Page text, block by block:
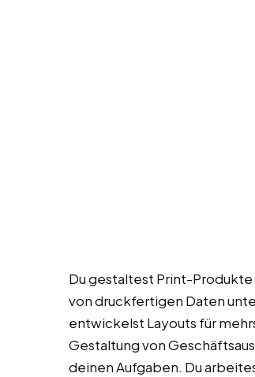
Du gestaltest Print-Produkte
von druckfertigen Daten
entwickelst Layouts für
Gestaltung von
deinen Aufgaben. Du